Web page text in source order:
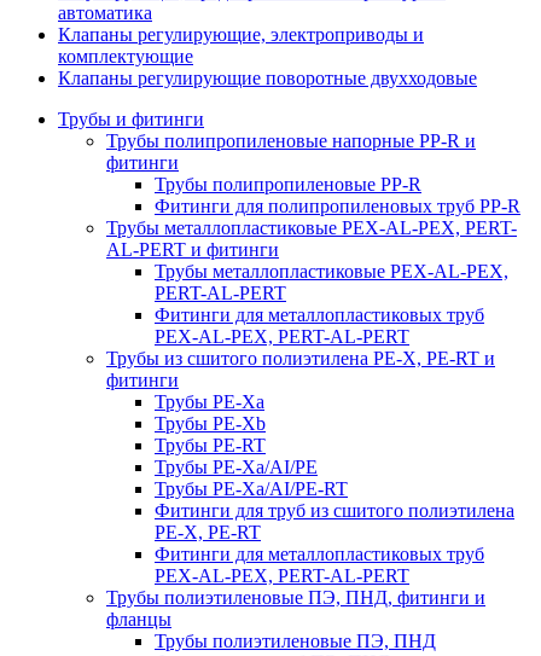
автоматика
Клапаны регулирующие, электроприводы и
комплектующие
Клапаны регулирующие поворотные двухходовые
Трубы и фитинги
Трубы полипропиленовые напорные PP-R и
фитинги
Трубы полипропиленовые PP-R
Фитинги для полипропиленовых труб PP-R
Трубы металлопластиковые PEX-AL-PEX, PERT-
AL-PERT и фитинги
Трубы металлопластиковые PEX-AL-PEX,
PERT-AL-PERT
Фитинги для металлопластиковых труб
PEX-AL-PEX, PERT-AL-PERT
Трубы из сшитого полиэтилена PE-X, PE-RT и
фитинги
Трубы PE-Xa
Трубы PE-Xb
Трубы PE-RT
Трубы PE-Xa/AI/PE
Трубы PE-Xa/AI/PE-RT
Фитинги для труб из сшитого полиэтилена
PE-X, PE-RT
Фитинги для металлопластиковых труб
PEX-AL-PEX, PERT-AL-PERT
Трубы полиэтиленовые ПЭ, ПНД, фитинги и
фланцы
Трубы полиэтиленовые ПЭ, ПНД